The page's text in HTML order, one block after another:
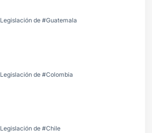
Legislación de #Guatemala
Legislación de #Colombia
Legislación de #Chile